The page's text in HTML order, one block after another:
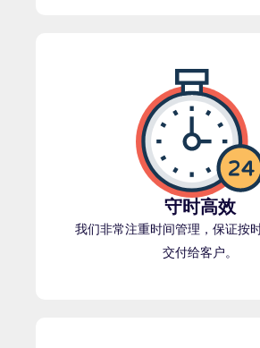
守时高效
我们非常注重时间管理，保证按
交付给客户。